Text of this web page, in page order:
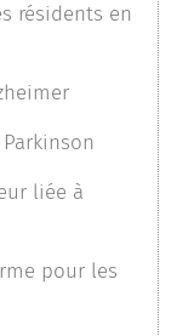
résidents en
liée à
pour les